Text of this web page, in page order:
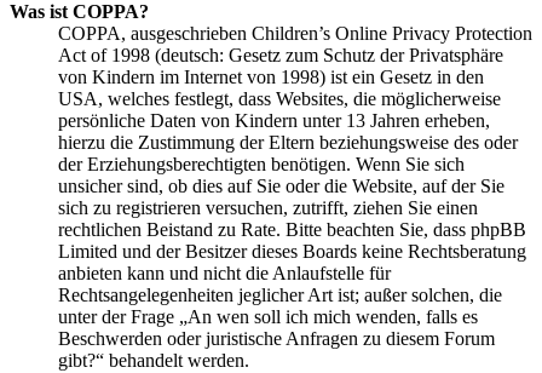
Was ist COPPA?
COPPA, ausgeschrieben Children’s Online Privacy Protection
Act of 1998 (deutsch: Gesetz zum Schutz der Privatsphäre
von Kindern im Internet von 1998) ist ein Gesetz in den
USA, welches festlegt, dass Websites, die möglicherweise
persönliche Daten von Kindern unter 13 Jahren erheben,
hierzu die Zustimmung der Eltern beziehungsweise des oder
der Erziehungsberechtigten benötigen. Wenn Sie sich
unsicher sind, ob dies auf Sie oder die Website, auf der Sie
sich zu registrieren versuchen, zutrifft, ziehen Sie einen
rechtlichen Beistand zu Rate. Bitte beachten Sie, dass phpBB
Limited und der Besitzer dieses Boards keine Rechtsberatung
anbieten kann und nicht die Anlaufstelle für
Rechtsangelegenheiten jeglicher Art ist; außer solchen, die
unter der Frage „An wen soll ich mich wenden, falls es
Beschwerden oder juristische Anfragen zu diesem Forum
gibt?“ behandelt werden.